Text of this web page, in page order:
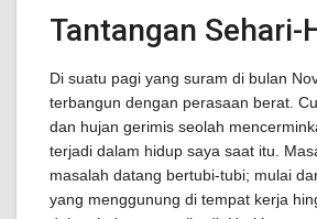
Tantangan Sehari-
Di suatu pagi yang suram di bulan
terbangun dengan perasaan berat.
dan hujan gerimis seolah
terjadi dalam hidup saya saat itu.
masalah datang bertubi-tubi; mulai
yang menggunung di tempat kerja